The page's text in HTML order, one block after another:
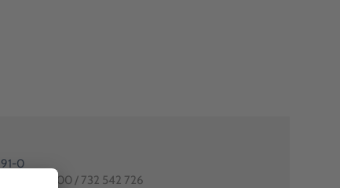
0
0800 / 732 542 726